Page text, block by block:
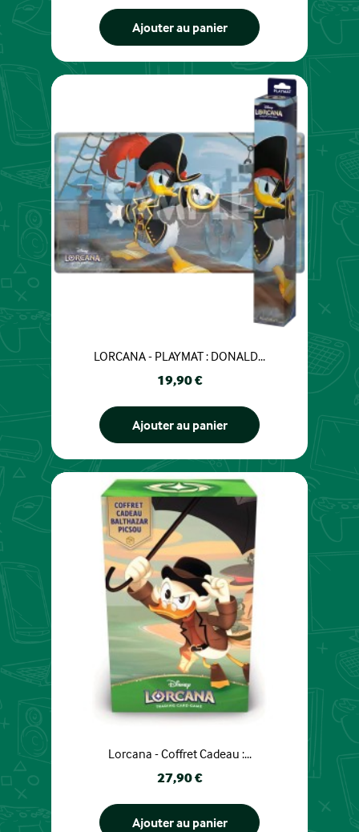
Ajouter au panier
LORCANA - PLAYMAT : DONALD...
Prix
19,90 €
Ajouter au panier
Lorcana - Coffret Cadeau :...
Prix
27,90 €
Ajouter au panier